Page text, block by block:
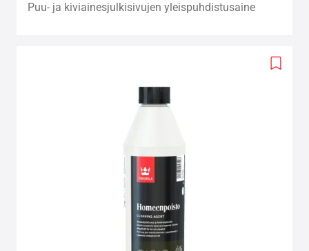
Puu- ja kiviainesjulkisivujen yleispuhdistusaine
Add